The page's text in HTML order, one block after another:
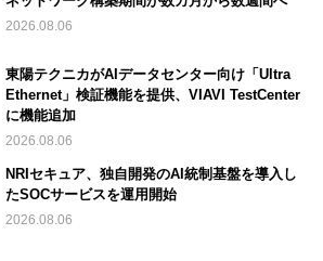
2026.08.06
東陽テクニカがAIデータセンター向け「Ultra
Ethernet」検証機能を提供、VIAVI TestCenter
に機能追加
2026.08.06
NRIセキュア、独自開発のAI統制基盤を導入し
たSOCサービスを運用開始
2026.08.06